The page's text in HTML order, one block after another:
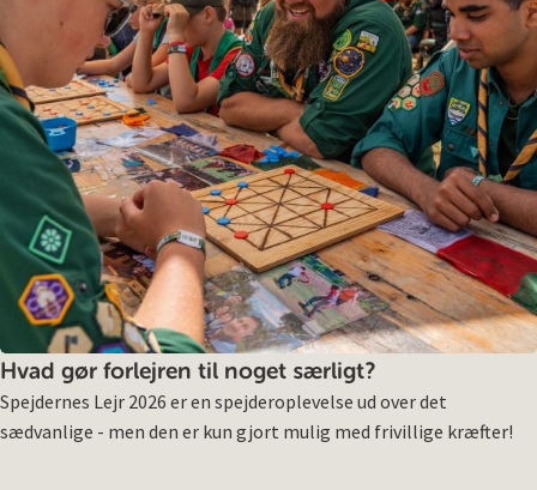
Hvad gør forlejren til noget særligt?
Spejdernes Lejr 2026 er en spejderoplevelse ud over det
sædvanlige - men den er kun gjort mulig med frivillige kræfter!